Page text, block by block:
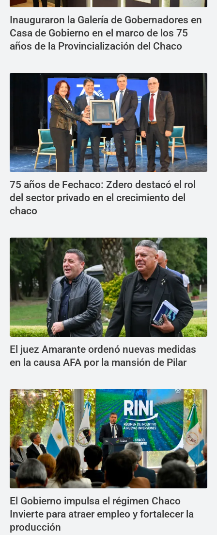
Inauguraron la Galería de Gobernadores en
Casa de Gobierno en el marco de los 75
años de la Provincialización del Chaco
75 años de Fechaco: Zdero destacó el rol
del sector privado en el crecimiento del
chaco
El juez Amarante ordenó nuevas medidas
en la causa AFA por la mansión de Pilar
El Gobierno impulsa el régimen Chaco
Invierte para atraer empleo y fortalecer la
producción